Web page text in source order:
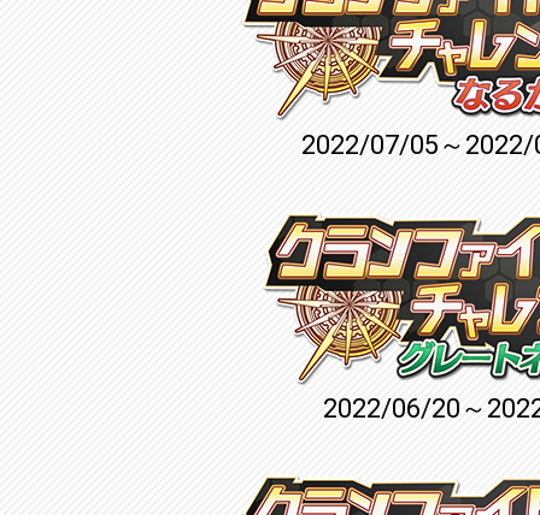
2022/07/05～
2022/06/20～